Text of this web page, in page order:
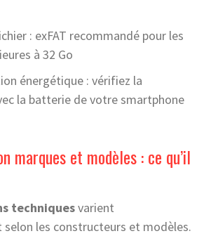
: exFAT recommandé pour les
à 32 Go
énergétique : vérifiez la
la batterie de votre smartphone
marques et modèles : ce qu’il
techniquesvarient
selon les constructeurs et modèles.